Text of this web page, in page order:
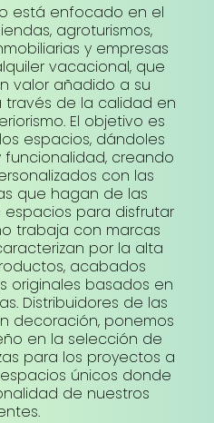
está enfocado en el
agroturismos,
y empresas
vacacional, que
valor añadido a su
de la calidad en
El objetivo es
espacios, dándoles
funcionalidad, creando
con las
que hagan de las
para disfrutar
trabaja con marcas
por la alta
acabados
originales basados en
Distribuidores de las
decoración, ponemos
en la selección de
para los proyectos a
únicos donde
de nuestros